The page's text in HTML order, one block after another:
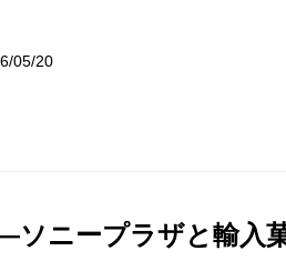
05/20
ソニープラザと輸入